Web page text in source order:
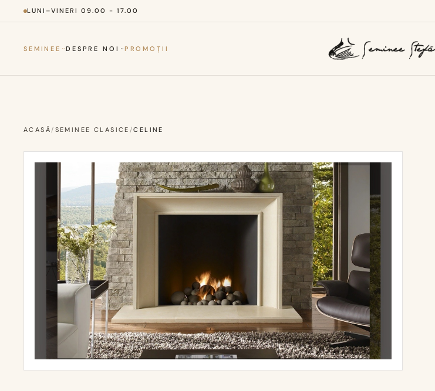
LUNI–VINERI 09.00 - 17.00
SEMINEE DESPRE NOI PROMOȚII
ACASĂ/ SEMINEE CLASICE /CELINE